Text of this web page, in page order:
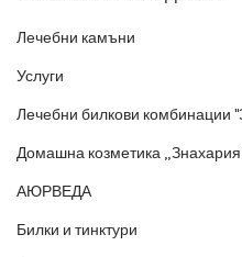
Лечебни камъни
Услуги
Лечебни билкови комбинации
Домашна козметика
АЮРВЕДА
Билки и тинктури